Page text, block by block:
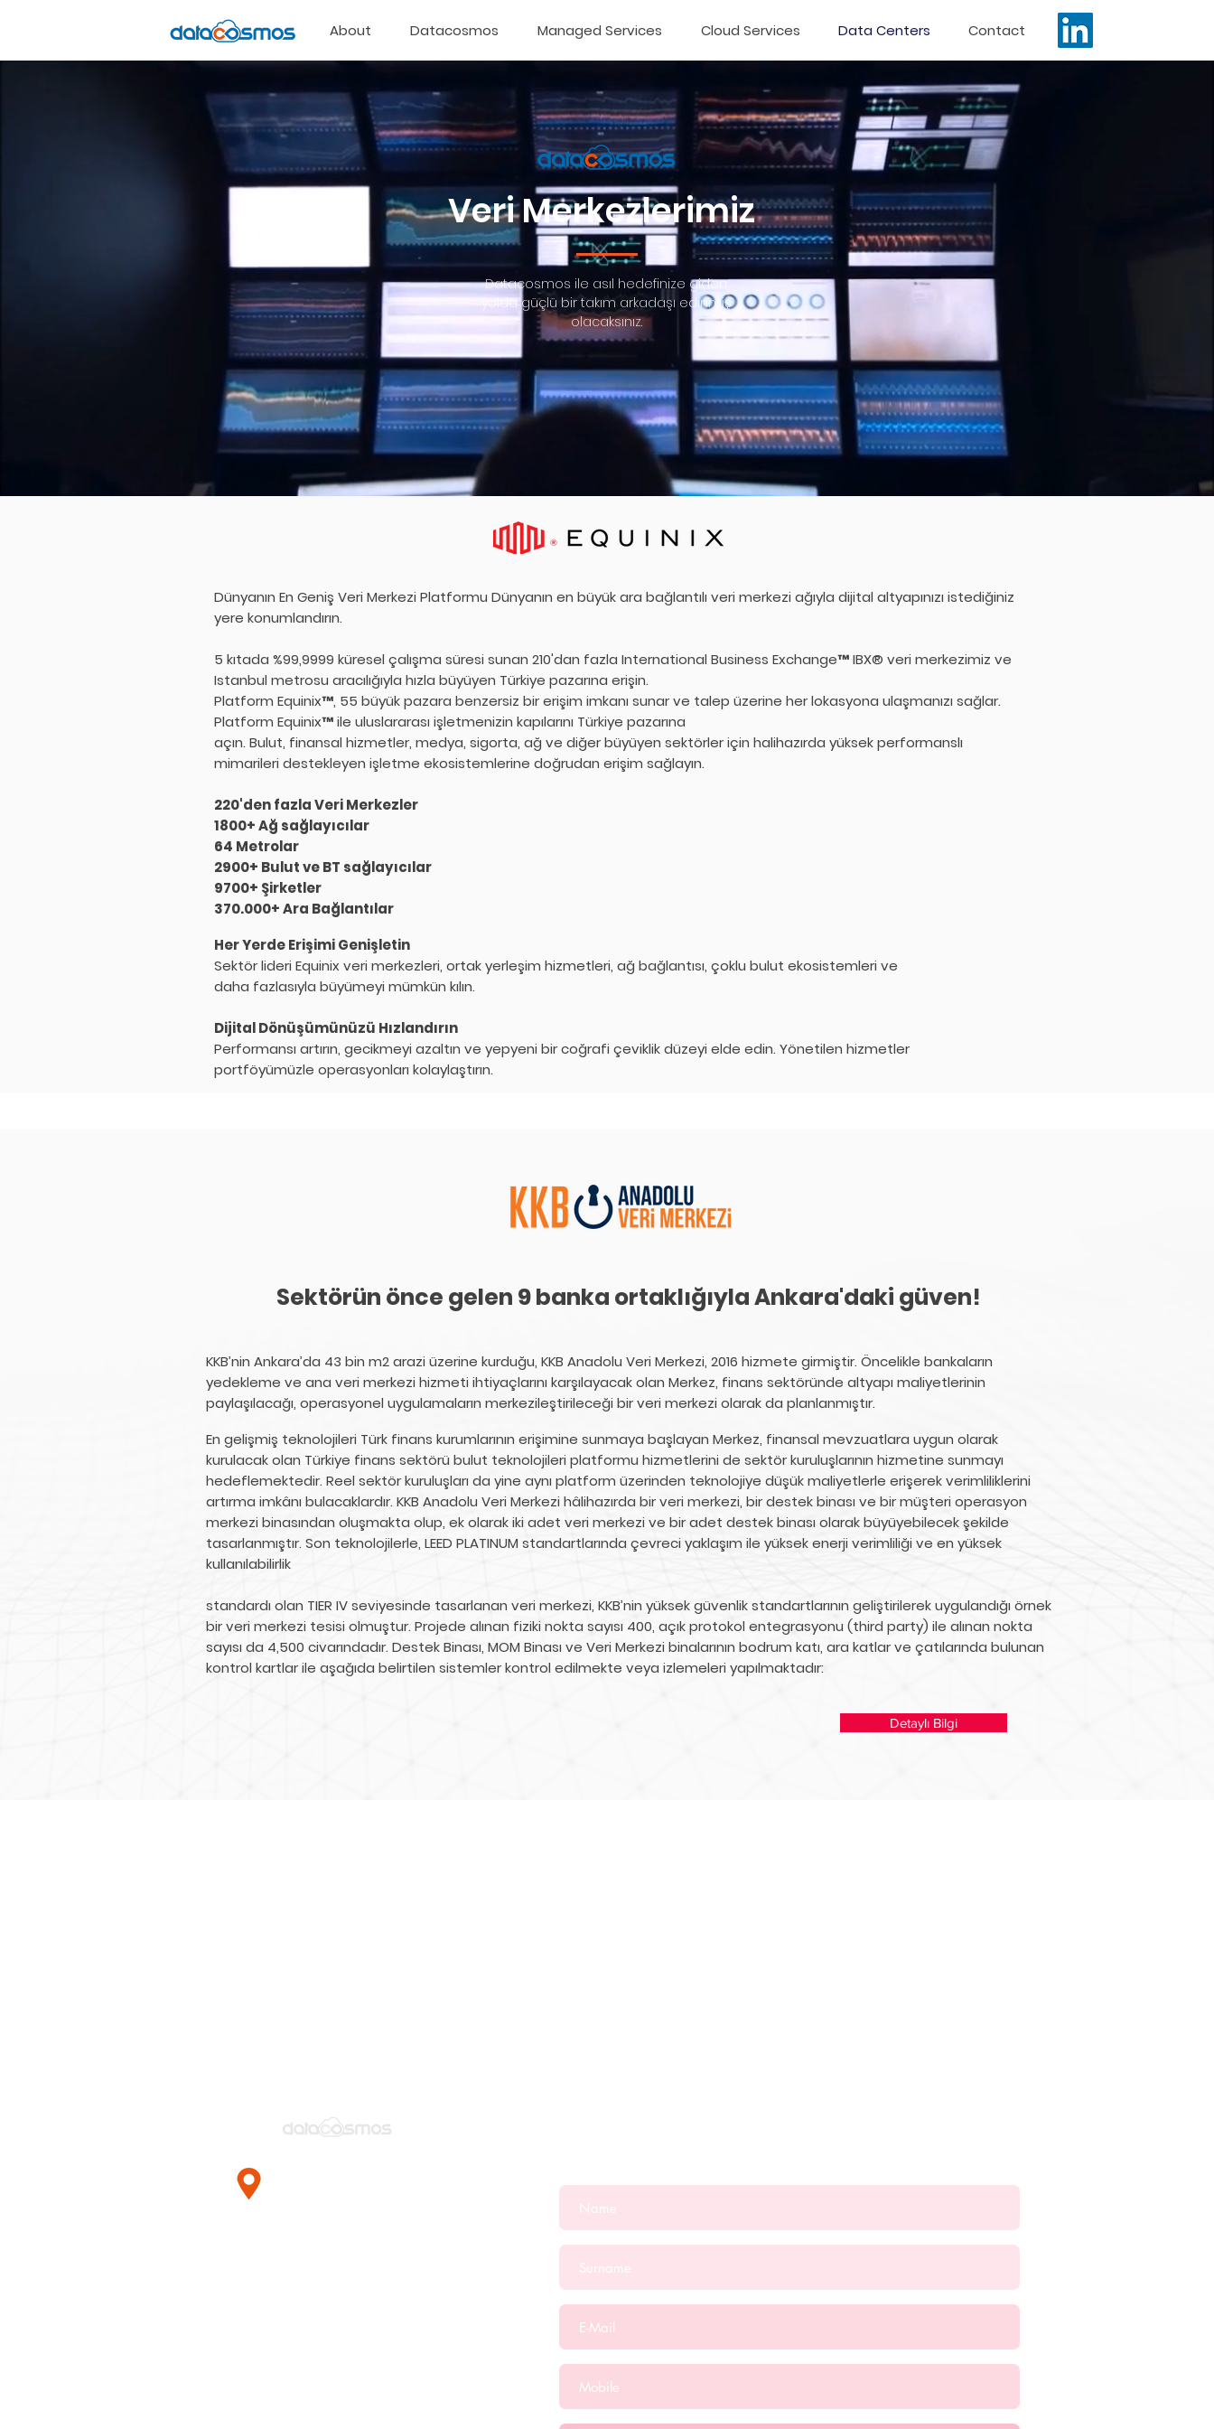
About Datacosmos Managed Services Cloud Services Data Centers Contact
Veri Merkezlerimiz
Datacosmos ile asıl hedefinize giden
yolda güçlü bir takım arkadaşı edinmiş
olacaksınız.
Dünyanın En Geniş Veri Merkezi Platformu Dünyanın en büyük ara bağlantılı veri merkezi ağıyla dijital altyapınızı istediğiniz
yere konumlandırın.
5 kıtada %99,9999 küresel çalışma süresi sunan 210'dan fazla International Business Exchange™ IBX® veri merkezimiz ve
Istanbul metrosu aracılığıyla hızla büyüyen Türkiye pazarına erişin.
Platform Equinix™, 55 büyük pazara benzersiz bir erişim imkanı sunar ve talep üzerine her lokasyona ulaşmanızı sağlar.
Platform Equinix™ ile uluslararası işletmenizin kapılarını Türkiye pazarına
açın. Bulut, finansal hizmetler, medya, sigorta, ağ ve diğer büyüyen sektörler için halihazırda yüksek performanslı
mimarileri destekleyen işletme ekosistemlerine doğrudan erişim sağlayın.
220'den fazla Veri Merkezler
1800+ Ağ sağlayıcılar
64 Metrolar
2900+ Bulut ve BT sağlayıcılar
9700+ Şirketler
370.000+ Ara Bağlantılar
Her Yerde Erişimi Genişletin
Sektör lideri Equinix veri merkezleri, ortak yerleşim hizmetleri, ağ bağlantısı, çoklu bulut ekosistemleri ve
daha fazlasıyla büyümeyi mümkün kılın.
Dijital Dönüşümünüzü Hızlandırın
Performansı artırın, gecikmeyi azaltın ve yepyeni bir coğrafi çeviklik düzeyi elde edin. Yönetilen hizmetler
portföyümüzle operasyonları kolaylaştırın.
Sektörün önce gelen 9 banka ortaklığıyla Ankara'daki güven!
KKB’nin Ankara’da 43 bin m2 arazi üzerine kurduğu, KKB Anadolu Veri Merkezi, 2016 hizmete girmiştir. Öncelikle bankaların
yedekleme ve ana veri merkezi hizmeti ihtiyaçlarını karşılayacak olan Merkez, finans sektöründe altyapı maliyetlerinin
paylaşılacağı, operasyonel uygulamaların merkezileştirileceği bir veri merkezi olarak da planlanmıştır.
En gelişmiş teknolojileri Türk finans kurumlarının erişimine sunmaya başlayan Merkez, finansal mevzuatlara uygun olarak
kurulacak olan Türkiye finans sektörü bulut teknolojileri platformu hizmetlerini de sektör kuruluşlarının hizmetine sunmayı
hedeflemektedir. Reel sektör kuruluşları da yine aynı platform üzerinden teknolojiye düşük maliyetlerle erişerek verimliliklerini
artırma imkânı bulacaklardır. KKB Anadolu Veri Merkezi hâlihazırda bir veri merkezi, bir destek binası ve bir müşteri operasyon
merkezi binasından oluşmakta olup, ek olarak iki adet veri merkezi ve bir adet destek binası olarak büyüyebilecek şekilde
tasarlanmıştır. Son teknolojilerle, LEED PLATINUM standartlarında çevreci yaklaşım ile yüksek enerji verimliliği ve en yüksek
kullanılabilirlik
standardı olan TIER IV seviyesinde tasarlanan veri merkezi, KKB’nin yüksek güvenlik standartlarının geliştirilerek uygulandığı örnek
bir veri merkezi tesisi olmuştur. Projede alınan fiziki nokta sayısı 400, açık protokol entegrasyonu (third party) ile alınan nokta
sayısı da 4,500 civarındadır. Destek Binası, MOM Binası ve Veri Merkezi binalarının bodrum katı, ara katlar ve çatılarında bulunan
kontrol kartlar ile aşağıda belirtilen sistemler kontrol edilmekte veya izlemeleri yapılmaktadır:
Detaylı Bilgi